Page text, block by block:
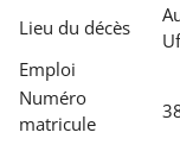
Lieu du décès
Emploi
Numéro
matricule